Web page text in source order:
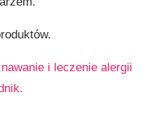
i leczenie alergii